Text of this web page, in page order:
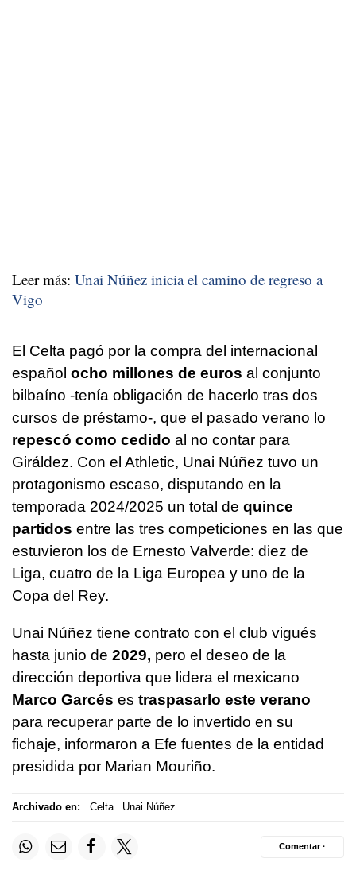
Leer más: Unai Núñez inicia el camino de regreso a
Vigo
El Celta pagó por la compra del internacional
español ocho millones de euros al conjunto
bilbaíno -tenía obligación de hacerlo tras dos
cursos de préstamo-, que el pasado verano lo
repescó como cedido al no contar para
Giráldez. Con el Athletic, Unai Núñez tuvo un
protagonismo escaso, disputando en la
temporada 2024/2025 un total de quince
partidos entre las tres competiciones en las que
estuvieron los de Ernesto Valverde: diez de
Liga, cuatro de la Liga Europea y uno de la
Copa del Rey.
Unai Núñez tiene contrato con el club vigués
hasta junio de 2029, pero el deseo de la
dirección deportiva que lidera el mexicano
Marco Garcés es traspasarlo este verano
para recuperar parte de lo invertido en su
fichaje, informaron a Efe fuentes de la entidad
presidida por Marian Mouriño.
Archivado en: Celta Unai Núñez
Comentar ·